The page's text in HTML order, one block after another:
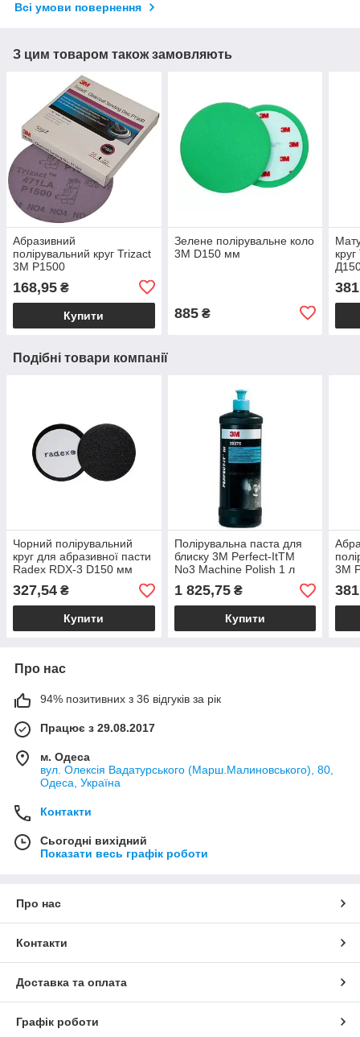
Всі умови повернення
З цим товаром також замовляють
Абразивний
полірувальний круг Trizact
3M P1500
168,95 ₴
Купити
Зелене полірувальне коло
3М D150 мм
885₴
Подібні товари компанії
Чорний полірувальний
круг для абразивної пасти
Radex RDX-3 D150 мм
327,54 ₴
Купити
Полірувальна паста для
блиску 3М Perfect-ItTM
No3 Machine Polish 1 л
1 825,75₴
Купити
3M
Про нас
94% позитивних з 36 відгуків за рік
Працює з 29.08.2017
м. Одеса
вул. Олексія Вадатурського (Марш.Малиновського), 80,
Одеса, Україна
Контакти
Сьогодні вихідний
Показати весь графік роботи
Про нас
Контакти
Доставка та оплата
Графік роботи